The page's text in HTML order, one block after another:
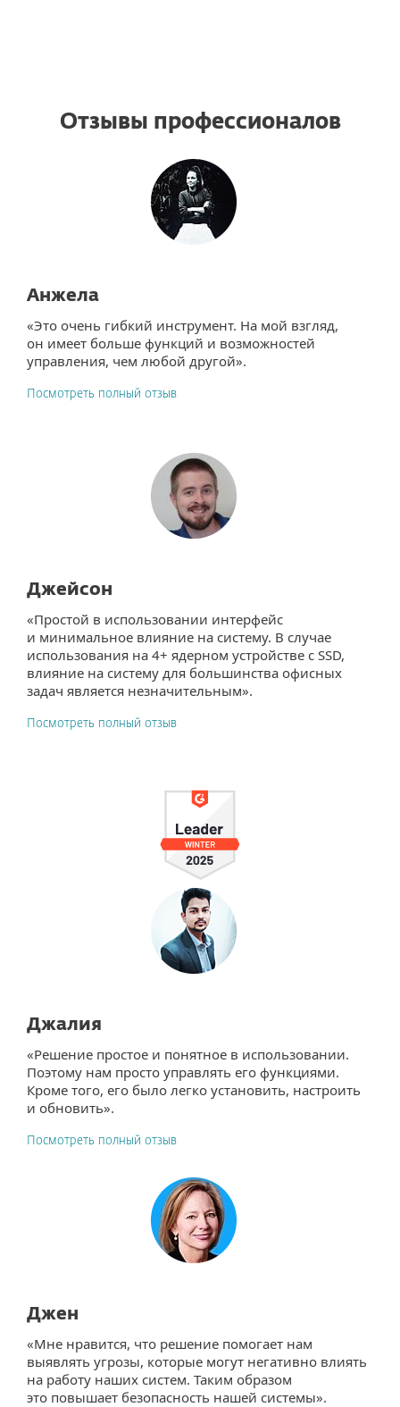
Отзывы профессионалов
Анжела
«Это очень гибкий инструмент. На мой взгляд,
он имеет больше функций и возможностей
управления, чем любой другой».
Посмотреть полный отзыв
Джейсон
«Простой в использовании интерфейс
и минимальное влияние на систему. В случае
использования на 4+ ядерном устройстве с SSD,
влияние на систему для большинства офисных
задач является незначительным».
Посмотреть полный отзыв
Джалия
«Решение простое и понятное в использовании.
Поэтому нам просто управлять его функциями.
Кроме того, его было легко установить, настроить
и обновить».
Посмотреть полный отзыв
Джен
«Мне нравится, что решение помогает нам
выявлять угрозы, которые могут негативно влиять
на работу наших систем. Таким образом
это повышает безопасность нашей системы».